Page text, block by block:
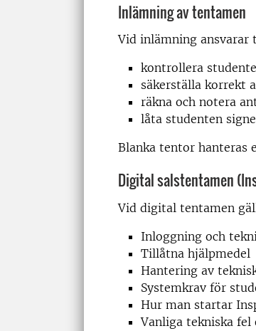
Inlämning av tentamen
Vid inlämning ansvarar
kontrollera
säkerställa korrekt
räkna och notera
låta studenten
Blanka tentor hanteras
Digital salstentamen
Vid digital tentamen
Inloggning och
Tillåtna hjälpmedel
Hantering av
Systemkrav för
Hur man startar
Vanliga tekniska fel